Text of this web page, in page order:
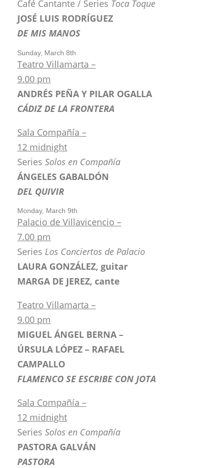
Café Cantante / Series Toca Toque
JOSÉ LUIS RODRÍGUEZ
DE MIS MANOS
Sunday, March 8th
Teatro Villamarta –
9.00 pm
ANDRÉS PEÑA Y PILAR OGALLA
CÁDIZ DE LA FRONTERA
Sala Compañía –
12 midnight
Series Solos en Compañía
ÁNGELES GABALDÓN
DEL QUIVIR
Monday, March 9th
Palacio de Villavicencio –
7.00 pm
Series Los Conciertos de Palacio
LAURA GONZÁLEZ, guitar
MARGA DE JEREZ, cante
Teatro Villamarta –
9.00 pm
MIGUEL ÁNGEL BERNA –
ÚRSULA LÓPEZ – RAFAEL
CAMPALLO
FLAMENCO SE ESCRIBE CON JOTA
Sala Compañía –
12 midnight
Series Solos en Compañía
PASTORA GALVÁN
PASTORA